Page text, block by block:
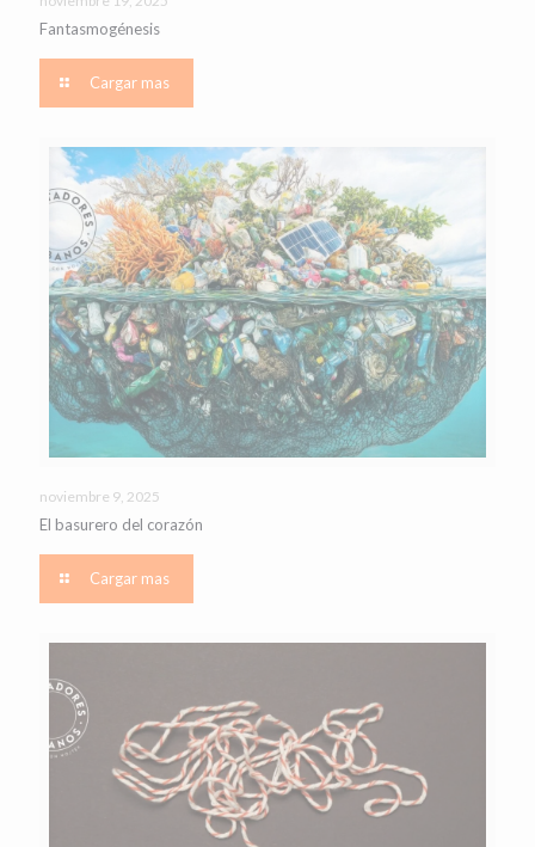
Fantasmogénesis
Cargar mas
noviembre 9, 2025
El basurero del corazón
Cargar mas